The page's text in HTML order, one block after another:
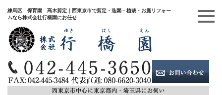
練馬区 保育園 高木剪定｜西東京市で剪定・造園・植栽・お庭リフォー
ムなら株式会社行橋園にお任せ